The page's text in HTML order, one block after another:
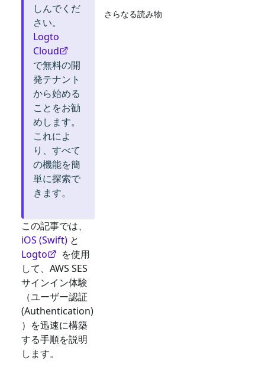
しんでくだ
さい。
Logto
Cloud
で無料の開
発テナント
から始める
ことをお勧
めします。
これによ
り、すべて
の機能を簡
単に探索で
きます。
この記事では、
iOS (Swift) と
Logto
を使用
して、 AWS SES
サインイン体験
（ユーザー認証
(Authentication)
）を迅速に構築
する手順を説明
します。
さらなる読み物